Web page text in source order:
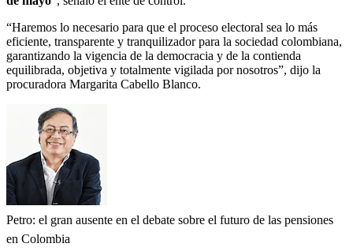
“Haremos lo necesario para que el proceso electoral sea lo más
eficiente, transparente y tranquilizador para la sociedad colombiana,
garantizando la vigencia de la democracia y de la contienda
equilibrada, objetiva y totalmente vigilada por nosotros”, dijo la
procuradora Margarita Cabello Blanco.
Petro: el gran ausente en el debate sobre el futuro de las pensiones
en Colombia